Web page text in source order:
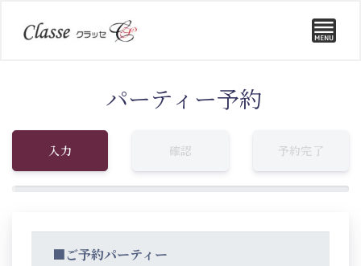
パーティー予約
入力 確認 予約完了
■ご予約パーティー